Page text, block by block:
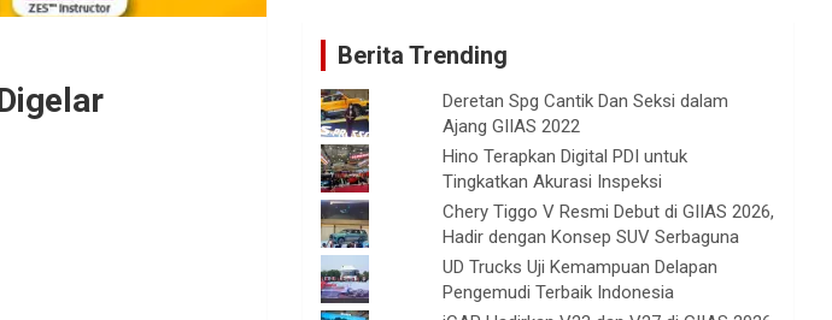
Berita Trending
Deretan Spg Cantik Dan Seksi dalam
Ajang GIIAS 2022
Hino Terapkan Digital PDI untuk
Tingkatkan Akurasi Inspeksi
Chery Tiggo V Resmi Debut di GIIAS 2026,
Hadir dengan Konsep SUV Serbaguna
UD Trucks Uji Kemampuan Delapan
Pengemudi Terbaik Indonesia